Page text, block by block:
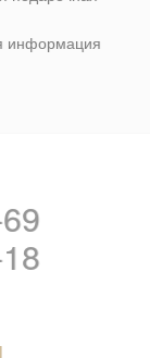
информация